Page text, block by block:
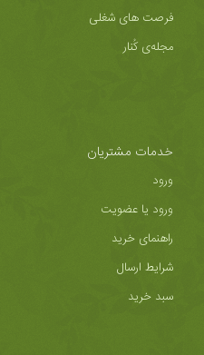
فرصت های شغلی
مجله‌ی کُنار
خدمات مشتریان
ورود
ورود یا عضویت
راهنمای خرید
شرایط ارسال
سبد خرید